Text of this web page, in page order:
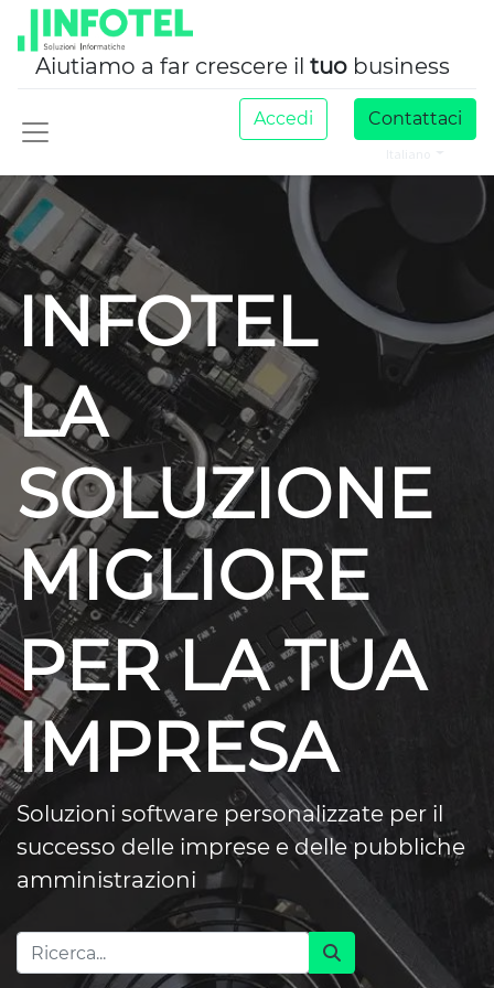
Aiutiamo a far crescere il tuo business
Accedi Contattaci
INFOTEL
LA
SOLUZIONE
MIGLIORE
PER LA TUA
IMPRESA
Soluzioni software personalizzate per il
successo delle imprese e delle pubbliche
amministrazioni